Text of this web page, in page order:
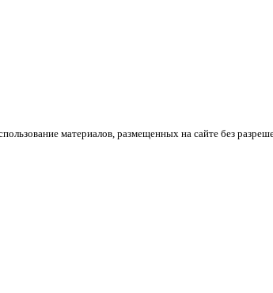
материалов, размещенных на сайте без